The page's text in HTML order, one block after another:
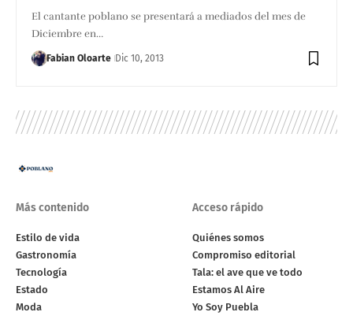
El cantante poblano se presentará a mediados del mes de
Diciembre en…
Fabian Oloarte Dic 10, 2013
Más contenido
Estilo de vida
Gastronomía
Tecnología
Estado
Moda
Acceso rápido
Quiénes somos
Compromiso editorial
Tala: el ave que ve todo
Estamos Al Aire
Yo Soy Puebla